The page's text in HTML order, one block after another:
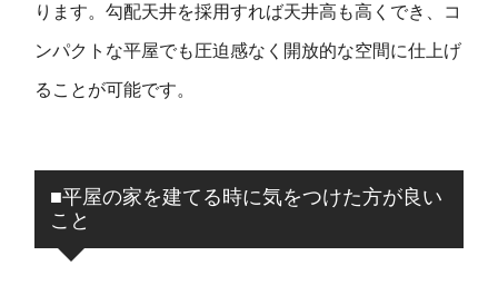
ります。勾配天井を採用すれば天井高も高くでき、コ
ンパクトな平屋でも圧迫感なく開放的な空間に仕上げ
ることが可能です。
■平屋の家を建てる時に気をつけた方が良い
こと